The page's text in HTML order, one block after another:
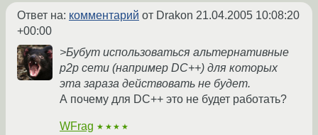
Ответ на: комментарий от Drakon 21.04.2005 10:08:20
+00:00
>Бубут использоваться альтернативные
p2p сети (например DC++) для которых
эта зараза действовать не будет.
А почему для DC++ это не будет работать?
WFrag ★★★★